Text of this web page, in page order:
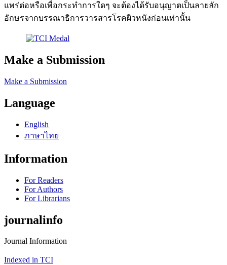
แพร่ต่อหรือเพื่อกระทำการใดๆ จะต้องได้รับอนุญาตเป็นลายลัก
อักษรจากบรรณาธิการวารสารโรคผิวหนังก่อนเท่านั้น
Make a Submission
Make a Submission
Language
English
ภาษาไทย
Information
For Readers
For Authors
For Librarians
journalinfo
Journal Information
Indexed in TCI